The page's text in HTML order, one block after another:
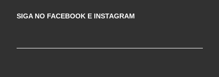
SIGA NO FACEBOOK E INSTAGRAM